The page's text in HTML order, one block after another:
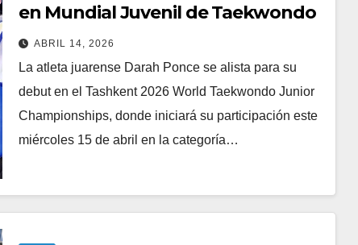
en Mundial Juvenil de Taekwondo
ABRIL 14, 2026
La atleta juarense Darah Ponce se alista para su
debut en el Tashkent 2026 World Taekwondo Junior
Championships, donde iniciará su participación este
miércoles 15 de abril en la categoría…
SEGURIDAD